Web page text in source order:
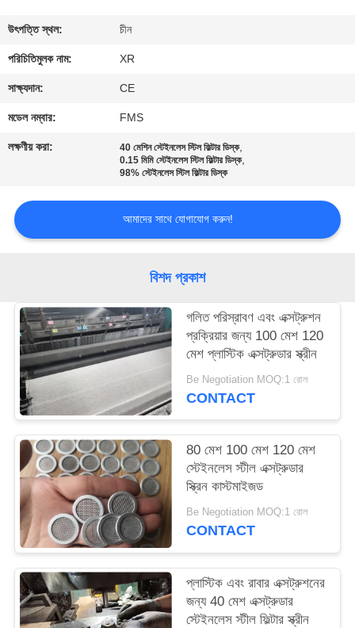
যোগাযোগ
করুন
উদ্ধৃতির
আবেদন
সাইট
PRIVACY
POLICY
উৎপত্তি স্থল: চীন
পরিচিতিমুলক নাম: XR
সাক্ষ্যদান: CE
মডেল নম্বার: FMS
লক্ষণীয় করা: 40 মেশিন স্টেইনলেস স্টিল ফিল্টার ডিস্ক,
0.15 মিমি স্টেইনলেস স্টিল ফিল্টার ডিস্ক,
98% স্টেইনলেস স্টিল ফিল্টার ডিস্ক
আমাদের সাথে যোগাযোগ করুন!
বিশদ প্রকাশ
গলিত পরিস্রাবণ এবং এক্সট্রুশন
প্রক্রিয়ার জন্য 100 মেশ 120
মেশ প্লাস্টিক এক্সট্রুডার স্ক্রীন
Be Negotiation MOQ:1 রোল
CONTACT
80 মেশ 100 মেশ 120 মেশ
স্টেইনলেস স্টীল এক্সট্রুডার
স্ক্রিন কাস্টমাইজড
Be Negotiation MOQ:1 রোল
CONTACT
প্লাস্টিক এবং রাবার এক্সট্রুশনের
জন্য 40 মেশ এক্সট্রুডার
স্টেইনলেস স্টীল ফিল্টার স্ক্রীন